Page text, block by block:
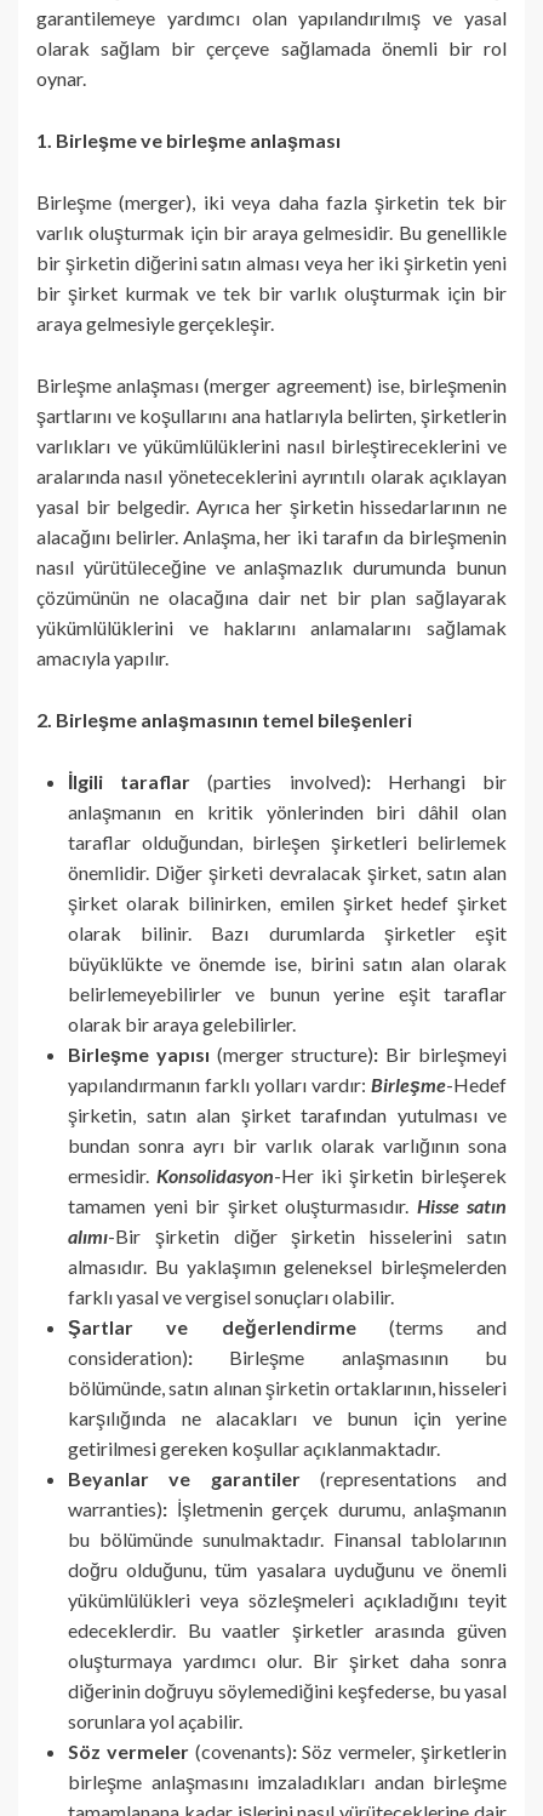
garantilemeye yardımcı olan yapılandırılmış ve yasal
olarak sağlam bir çerçeve sağlamada önemli bir rol
oynar.
1. Birleşme ve birleşme anlaşması
Birleşme (merger), iki veya daha fazla şirketin tek bir
varlık oluşturmak için bir araya gelmesidir. Bu genellikle
bir şirketin diğerini satın alması veya her iki şirketin yeni
bir şirket kurmak ve tek bir varlık oluşturmak için bir
araya gelmesiyle gerçekleşir.
Birleşme anlaşması (merger agreement) ise, birleşmenin
şartlarını ve koşullarını ana hatlarıyla belirten, şirketlerin
varlıkları ve yükümlülüklerini nasıl birleştireceklerini ve
aralarında nasıl yöneteceklerini ayrıntılı olarak açıklayan
yasal bir belgedir. Ayrıca her şirketin hissedarlarının ne
alacağını belirler. Anlaşma, her iki tarafın da birleşmenin
nasıl yürütüleceğine ve anlaşmazlık durumunda bunun
çözümünün ne olacağına dair net bir plan sağlayarak
yükümlülüklerini ve haklarını anlamalarını sağlamak
amacıyla yapılır.
2. Birleşme anlaşmasının temel bileşenleri
İlgili taraflar(parties involved):Herhangi bir
anlaşmanın en kritik yönlerinden biri dâhil olan
taraflar olduğundan, birleşen şirketleri belirlemek
önemlidir. Diğer şirketi devralacak şirket, satın alan
şirket olarak bilinirken, emilen şirket hedef şirket
olarak bilinir. Bazı durumlarda şirketler eşit
büyüklükte ve önemde ise, birini satın alan olarak
belirlemeyebilirler ve bunun yerine eşit taraflar
olarak bir araya gelebilirler.
Birleşme yapısı (merger structure): Bir birleşmeyi
yapılandırmanın farklı yolları vardır: Birleşme-Hedef
şirketin, satın alan şirket tarafından yutulması ve
bundan sonra ayrı bir varlık olarak varlığının sona
ermesidir. Konsolidasyon-Her iki şirketin birleşerek
tamamen yeni bir şirket oluşturmasıdır. Hisse satın
alımı-Bir şirketin diğer şirketin hisselerini satın
almasıdır. Bu yaklaşımın geleneksel birleşmelerden
farklı yasal ve vergisel sonuçları olabilir.
Şartlar ve değerlendirme (terms and
consideration): Birleşme anlaşmasının bu
bölümünde, satın alınan şirketin ortaklarının, hisseleri
karşılığında ne alacakları ve bunun için yerine
getirilmesi gereken koşullar açıklanmaktadır.
Beyanlar ve garantiler (representations and
warranties): İşletmenin gerçek durumu, anlaşmanın
bu bölümünde sunulmaktadır. Finansal tablolarının
doğru olduğunu, tüm yasalara uyduğunu ve önemli
yükümlülükleri veya sözleşmeleri açıkladığını teyit
edeceklerdir. Bu vaatler şirketler arasında güven
oluşturmaya yardımcı olur. Bir şirket daha sonra
diğerinin doğruyu söylemediğini keşfederse, bu yasal
sorunlara yol açabilir.
Söz vermeler (covenants):Söz vermeler, şirketlerin
birleşme anlaşmasını imzaladıkları andan birleşme